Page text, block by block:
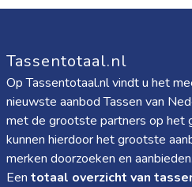
Tassentotaal.nl
Op Tassentotaal.nl vindt u het
nieuwste aanbod Tassen van
met de grootste partners op het
kunnen hierdoor het grootste
merken doorzoeken en aanbieden.
Een totaal overzicht van